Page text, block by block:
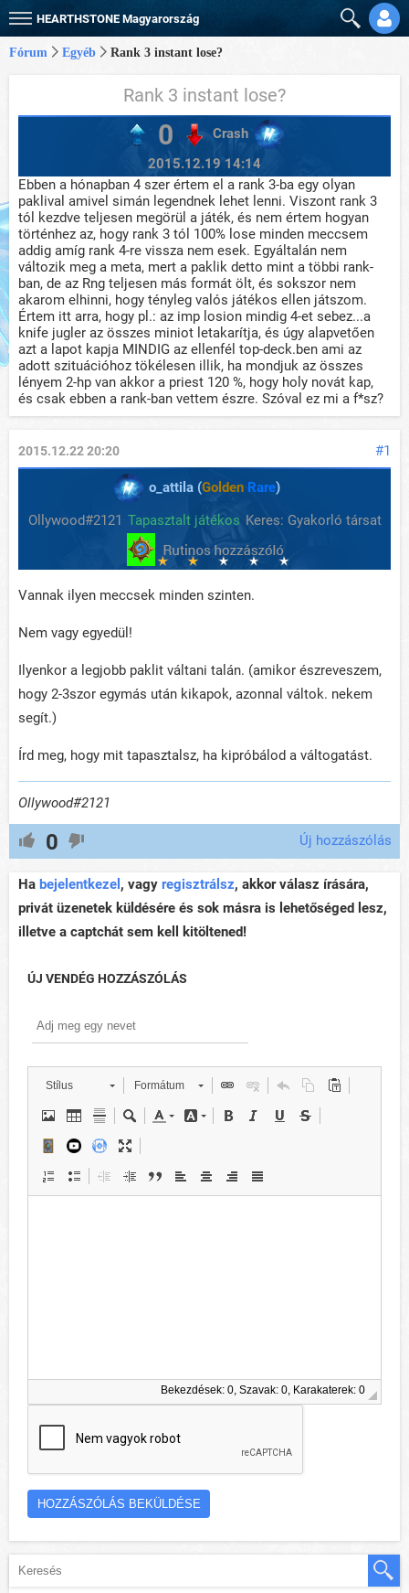
HEARTHSTONE Magyarország
Fórum Egyéb Rank 3 instant lose?
Rank 3 instant lose?
0
Crash
2015.12.19 14:14
Ebben a hónapban 4 szer értem el a rank 3-ba egy olyan
paklival amivel simán legendnek lehet lenni. Viszont rank 3
tól kezdve teljesen megörül a játék, és nem értem hogyan
történhez az, hogy rank 3 tól 100% lose minden meccsem
addig amíg rank 4-re vissza nem esek. Egyáltalán nem
változik meg a meta, mert a paklik detto mint a többi rank-
ban, de az Rng teljesen más formát ölt, és sokszor nem
akarom elhinni, hogy tényleg valós játékos ellen játszom.
Értem itt arra, hogy pl.: az imp losion mindig 4-et sebez...a
knife jugler az összes miniot letakarítja, és úgy alapvetően
azt a lapot kapja MINDIG az ellenfél top-deck.ben ami az
adott szituációhoz tökélesen illik, ha mondjuk az összes
lényem 2-hp van akkor a priest 120 %, hogy holy novát kap,
és csak ebben a rank-ban vettem észre. Szóval ez mi a f*sz?
#1
2015.12.22 20:20
o_attila (Golden Rare)
Ollywood#2121 Tapasztalt játékos Keres: Gyakorló társat
Vannak ilyen meccsek minden szinten.
Nem vagy egyedül!
Ilyenkor a legjobb paklit váltani talán. (amikor észreveszem,
hogy 2-3szor egymás után kikapok, azonnal váltok. nekem
segít.)
Írd meg, hogy mit tapasztalsz, ha kipróbálod a váltogatást.
Ollywood#2121
0 Új hozzászólás
Ha bejelentkezel , vagy regisztrálsz, akkor válasz írására,
privát üzenetek küldésére és sok másra is lehetőséged lesz,
illetve a captchát sem kell kitöltened!
ÚJ VENDÉG HOZZÁSZÓLÁS
Stílus Formátum
Bekezdések: 0, Szavak: 0, Karakaterek: 0